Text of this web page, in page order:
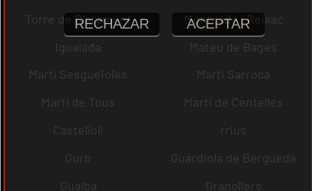
Torre de Claramunt
Montcada i Reixac
Igualada
Mateu de Bages
Martí Sesgueioles
Martí Sarroca
Martí de Tous
Martí de Centelles
Castellolí
rrius
Gurb
Guardiola de Berguedà
Gualba
Granollers
RECHAZAR ACEPTAR